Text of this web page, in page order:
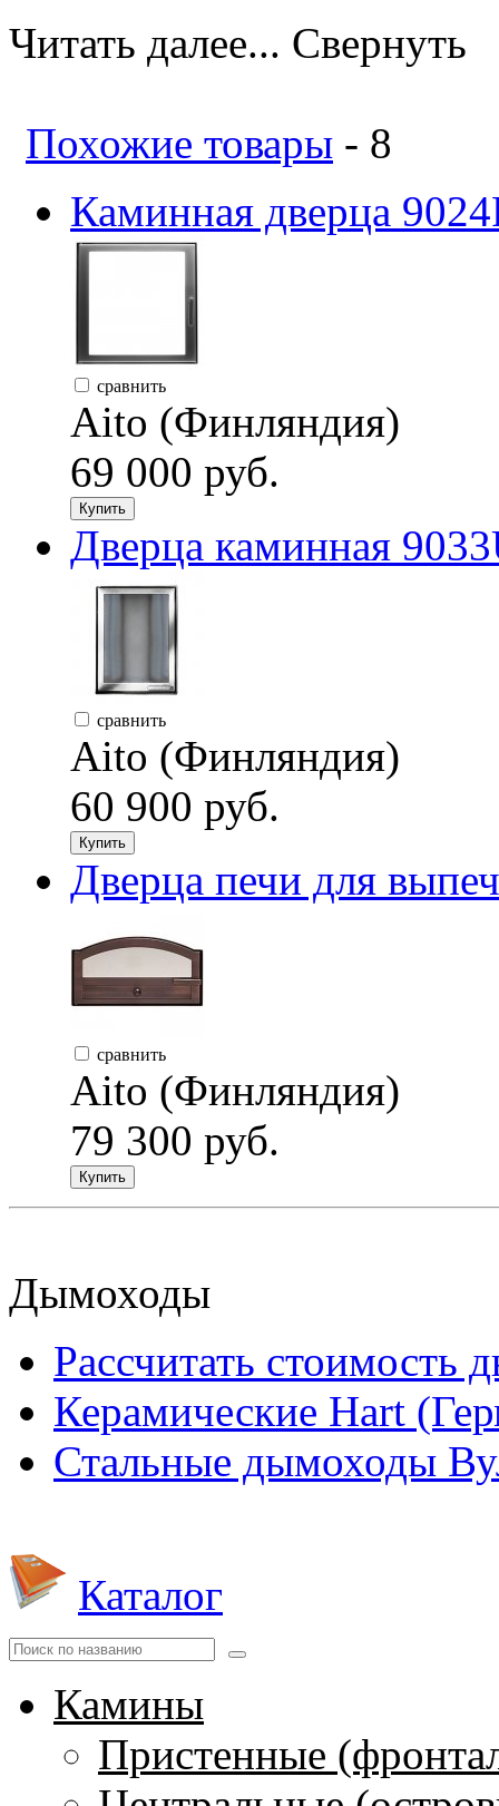
Читать далее... Свернуть
Похожие товары - 8
Каминная дверца
сравнить
Aito (Финляндия)
69 000 руб.
Купить
Дверца каминная
сравнить
Aito (Финляндия)
60 900 руб.
Купить
Дверца печи для
сравнить
Aito (Финляндия)
79 300 руб.
Купить
Дымоходы
Рассчитать стоимость
Керамические Hart
Стальные дымоходы
Каталог
Камины
Пристенные